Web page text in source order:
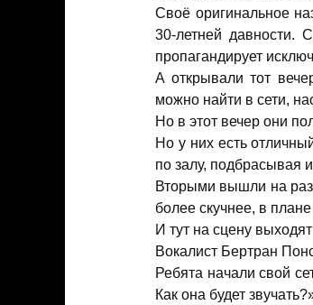
Своё оригинальное
30-летней давности.
пропагандирует
А открывали тот
можно найти в сети,
Но в этот вечер они
Но у них есть
по залу, подбрасывая
Вторыми вышли на
более скучнее, в
И тут на сцену
Вокалист Бертран
Ребята начали свой
Как она будет